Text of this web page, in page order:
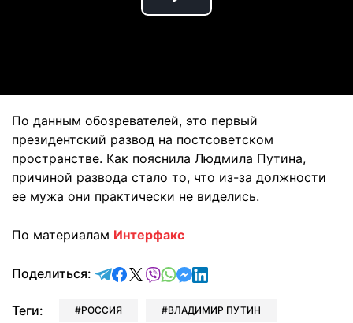
Play
По данным обозревателей, это первый
президентский развод на постсоветском
пространстве. Как пояснила Людмила Путина,
причиной развода стало то, что из-за должности
ее мужа они практически не виделись.
По материалам Интерфакс
Поделиться: отправить в Telegram
поделиться в Facebook
поделиться в X
отправить в Viber
отправить в Whatsapp
отправить в Messenger
отправить в LinkedIn
Теги: РОССИЯ ВЛАДИМИР ПУТИН